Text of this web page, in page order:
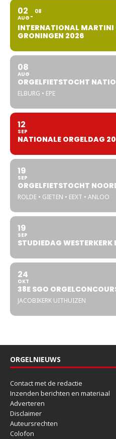
02
AUG
08
INTERNATIONAL
GRONINGEN 2026
08
AUG
ORGELFIETSTOCHT
ELBURG • EPE
12
SEP
NATIONALE ORGELDAG
19
SEP
ORGELFIETSTOCHT
ROLDE • GIETEN • EEXT • ANLOO
19
SEP
STUDIEDAG WESTERKERK
24
OKT
38E SGO
JACOBIKERK UITHUIZEN
ORGELNIEUWS
Contact met de redactie
Inzenden berichten en materiaal
Adverteren
Disclaimer
Auteursrechten
Colofon